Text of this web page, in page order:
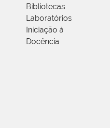
Bibliotecas
Laboratórios
Iniciação à
Docência